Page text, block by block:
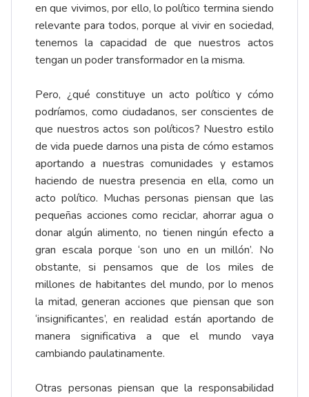
en que vivimos, por ello, lo político termina siendo
relevante para todos, porque al vivir en sociedad,
tenemos la capacidad de que nuestros actos
tengan un poder transformador en la misma.
Pero, ¿qué constituye un acto político y cómo
podríamos, como ciudadanos, ser conscientes de
que nuestros actos son políticos? Nuestro estilo
de vida puede darnos una pista de cómo estamos
aportando a nuestras comunidades y estamos
haciendo de nuestra presencia en ella, como un
acto político. Muchas personas piensan que las
pequeñas acciones como reciclar, ahorrar agua o
donar algún alimento, no tienen ningún efecto a
gran escala porque ‘son uno en un millón’. No
obstante, si pensamos que de los miles de
millones de habitantes del mundo, por lo menos
la mitad, generan acciones que piensan que son
‘insignificantes’, en realidad están aportando de
manera significativa a que el mundo vaya
cambiando paulatinamente.
Otras personas piensan que la responsabilidad